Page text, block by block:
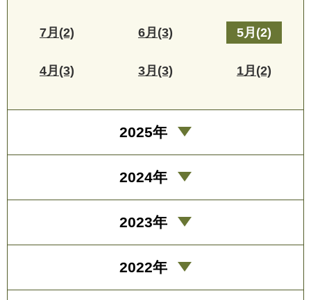
7月(2) 6月(3) 5月(2)
4月(3) 3月(3) 1月(2)
2025年
2024年
2023年
2022年